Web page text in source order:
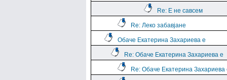
Re: Е не савсем
Re: Леко забавјане
Обаче Екатерина Захариева е
Re: Обаче Екатерина Захариева е
Re: Обаче Екатерина Захариева